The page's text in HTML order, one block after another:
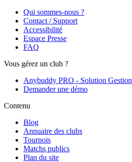
Qui sommes-nous ?
Contact / Support
Accessibilité
Espace Presse
FAQ
Vous gérez un club ?
Anybuddy PRO - Solution Gestion
Demander une démo
Contenu
Blog
Annuaire des clubs
Tournois
Matchs publics
Plan du site